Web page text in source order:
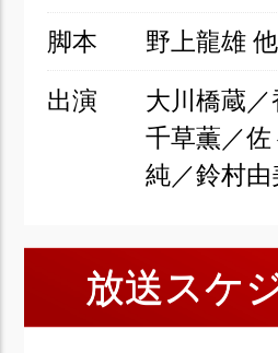
脚本 野上龍雄 他
出演
大川橋蔵
千草薫／
純／鈴村
放送スケ